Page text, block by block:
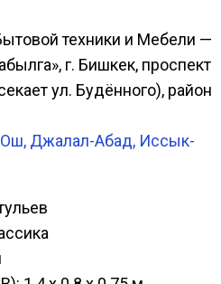
техники и Мебели —
г. Бишкек, проспект
ул. Будённого), район
Джалал-Абад, Иссык-